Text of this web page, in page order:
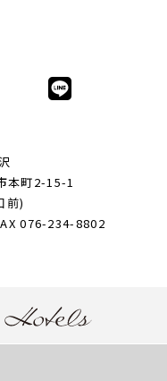
本町2-15-1
前)
076-234-8802